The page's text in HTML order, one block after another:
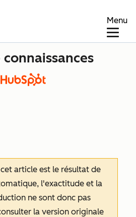
Menu
connaissances
cet article est le résultat de
l'exactitude et la
ne sont donc pas
la version originale